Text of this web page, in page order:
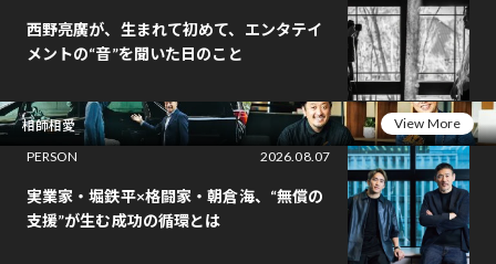
西野亮廣が、生まれて初めて、エンタテイ
メントの“音”を聞いた日のこと
相師相愛
View More
PERSON
2026.08.07
実業家・堀鉄平×格闘家・朝倉海、“無償の
支援”が生む成功の循環とは